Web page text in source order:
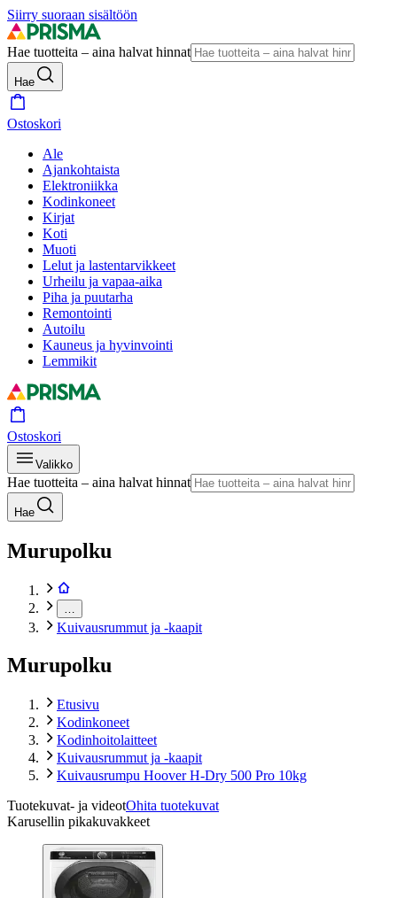
Siirry suoraan sisältöön
Hae tuotteita – aina halvat hinnat
Hae
Ostoskori
Ale
Ajankohtaista
Elektroniikka
Kodinkoneet
Kirjat
Koti
Muoti
Lelut ja lastentarvikkeet
Urheilu ja vapaa-aika
Piha ja puutarha
Remontointi
Autoilu
Kauneus ja hyvinvointi
Lemmikit
Ostoskori
Valikko
Hae tuotteita – aina halvat hinnat
Hae
Murupolku
Kuivausrummut ja -kaapit
Murupolku
Etusivu
Kodinkoneet
Kodinhoitolaitteet
Kuivausrummut ja -kaapit
Kuivausrumpu Hoover H-Dry 500 Pro 10kg
Tuotekuvat- ja videotOhita tuotekuvat
Karusellin pikakuvakkeet